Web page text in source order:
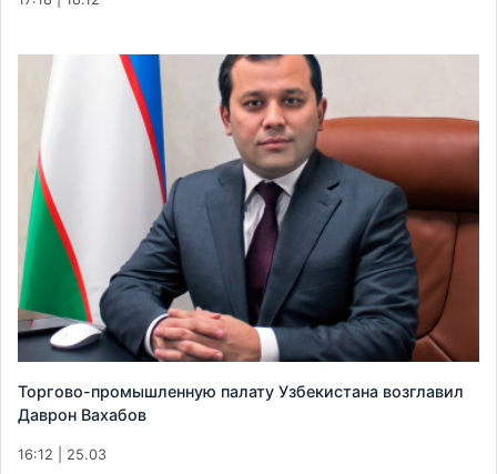
Торгово-промышленную палату Узбекистана возглавил
Даврон Вахабов
16:12 | 25.03